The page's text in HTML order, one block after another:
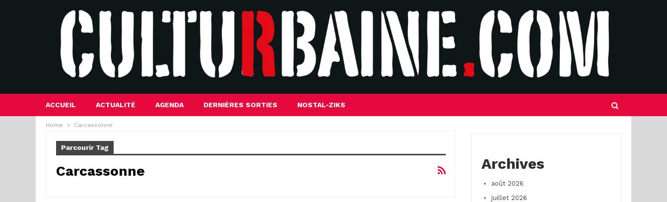
ACCUEIL ACTUALITÉ AGENDA DERNIÈRES SORTIES NOSTAL-ZIKS
Home Carcassonne
Parcourir Tag
Carcassonne Archives
août 2026
juillet 2026